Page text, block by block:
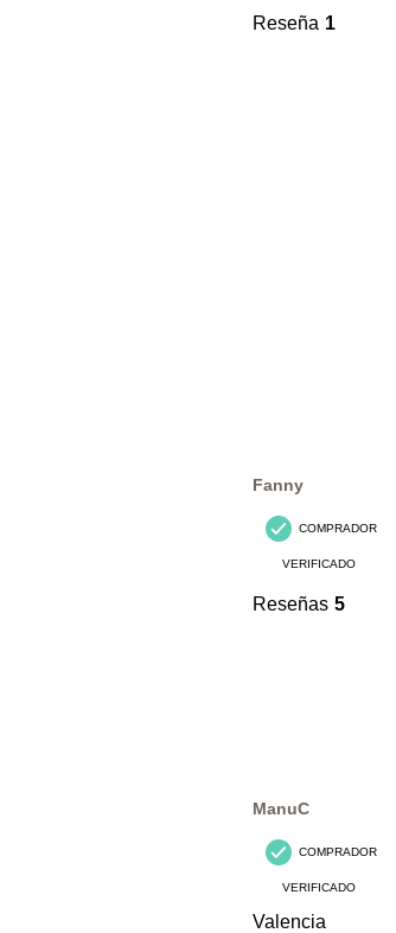
Reseña 1
Fanny
COMPRADOR
VERIFICADO
Reseñas 5
ManuC
COMPRADOR
VERIFICADO
Valencia